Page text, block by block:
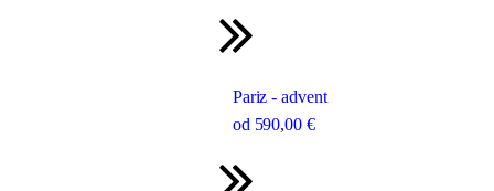
Pariz - advent
od 590,00 €